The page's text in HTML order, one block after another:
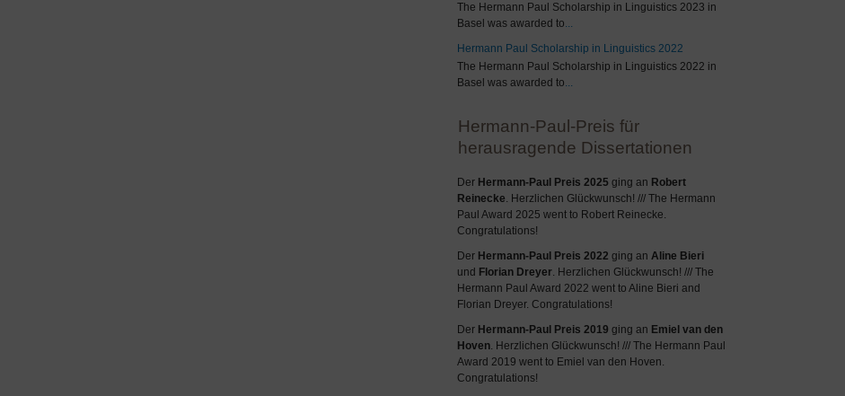
The Hermann Paul Scholarship in Linguistics 2023 in
Basel was awarded to...
Hermann Paul Scholarship in Linguistics 2022
The Hermann Paul Scholarship in Linguistics 2022 in
Basel was awarded to...
Hermann-Paul-Preis für
herausragende Dissertationen
Der Hermann-Paul Preis 2025 ging an Robert
Reinecke. Herzlichen Glückwunsch! /// The Hermann
Paul Award 2025 went to Robert Reinecke.
Congratulations!
Der Hermann-Paul Preis 2022 ging an Aline Bieri
und Florian Dreyer. Herzlichen Glückwunsch! /// The
Hermann Paul Award 2022 went to Aline Bieri and
Florian Dreyer. Congratulations!
Der Hermann-Paul Preis 2019 ging an Emiel van den
Hoven. Herzlichen Glückwunsch! /// The Hermann Paul
Award 2019 went to Emiel van den Hoven.
Congratulations!